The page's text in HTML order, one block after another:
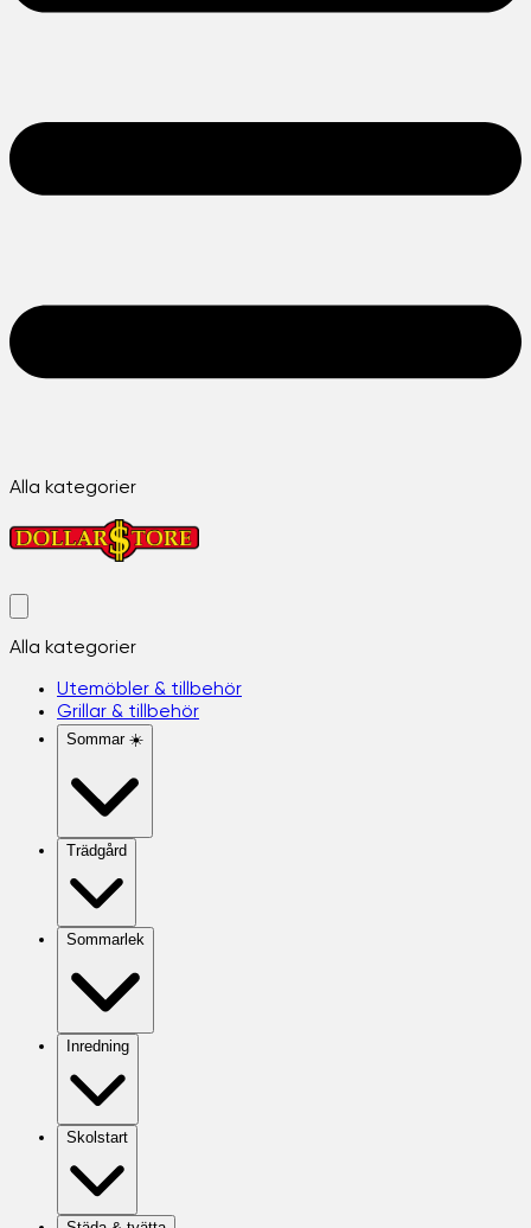
Alla kategorier
Alla kategorier
Utemöbler & tillbehör
Grillar & tillbehör
Sommar ☀️
Trädgård
Sommarlek
Inredning
Skolstart